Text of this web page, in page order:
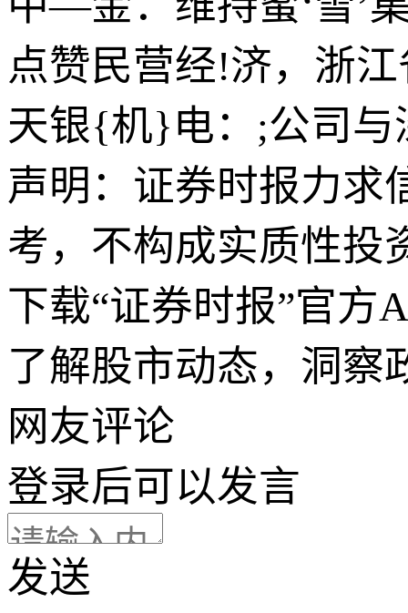
点赞民营经!济，浙
天银{机}电：;公司与
声明：证券时报力求
考，不构成实质性投
下载“证券时报”官方
了解股市动态，洞察
网友评论
登录后可以发言
发送